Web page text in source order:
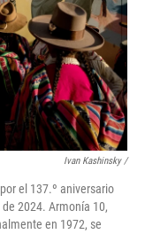
Ivan Kashinsky/
el 137.º aniversario
2024. Armonía 10,
en 1972, se